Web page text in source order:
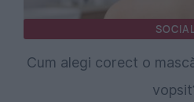
SOCIAL
Cum alegi corect o